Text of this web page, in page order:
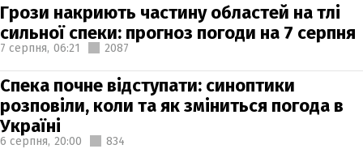
Грози накриють частину областей на тлі
сильної спеки: прогноз погоди на 7 серпня
7 серпня, 06:21 2087
Спека почне відступати: синоптики
розповіли, коли та як зміниться погода в
Україні
6 серпня, 20:00 834